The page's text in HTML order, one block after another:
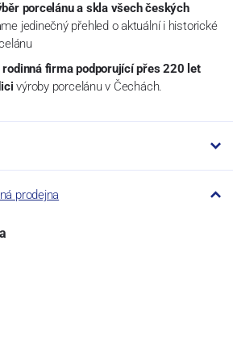
porcelánu a skla všech českých
jedinečný přehled o aktuální i historické
firma podporující přes 220 let
výroby porcelánu v Čechách.
prodejna